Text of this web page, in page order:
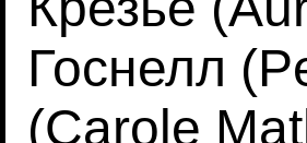
Госнелл
(Carole